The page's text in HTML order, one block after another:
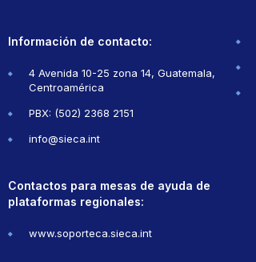
Información de contacto:
4 Avenida 10-25 zona 14, Guatemala,
Centroamérica
PBX: (502) 2368 2151
info@sieca.int
Contactos para mesas de ayuda de
plataformas regionales:
www.soporteca.sieca.int